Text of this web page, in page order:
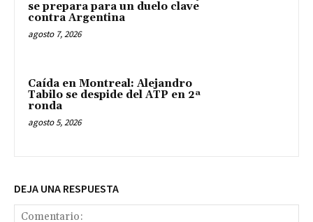
se prepara para un duelo clave
contra Argentina
agosto 7, 2026
Caída en Montreal: Alejandro
Tabilo se despide del ATP en 2ª
ronda
agosto 5, 2026
DEJA UNA RESPUESTA